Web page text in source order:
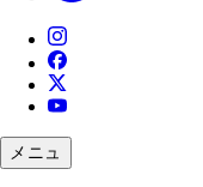
メニュ